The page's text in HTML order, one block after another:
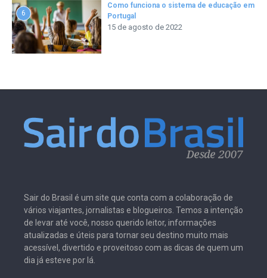
6
Como funciona o sistema de educação em
Portugal
15 de agosto de 2022
Sair do Brasil é um site que conta com a colaboração de
vários viajantes, jornalistas e blogueiros. Temos a intenção
de levar até você, nosso querido leitor, informações
atualizadas e úteis para tornar seu destino muito mais
acessível, divertido e proveitoso com as dicas de quem um
dia já esteve por lá.